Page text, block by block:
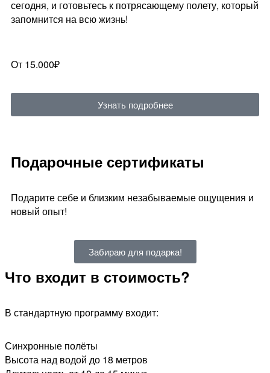
сегодня, и готовьтесь к потрясающему полету, который
запомнится на всю жизнь!
От 15.000₽
Узнать подробнее
Подарочные сертификаты
Подарите себе и близким незабываемые ощущения и
новый опыт!
Забираю для подарка!
Что входит в стоимость?
В стандартную программу входит:
Синхронные полёты
Высота над водой до 18 метров